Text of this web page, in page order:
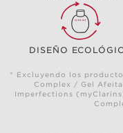
DISEÑO
* Excluyendo los
Complex / Gel
Imperfections